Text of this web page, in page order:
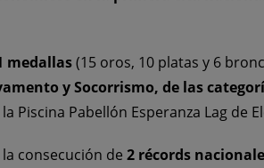
medallas(15 oros, 10 platas y 6
y Socorrismo, de las
Piscina Pabellón Esperanza Lag de
consecución de 2 récords